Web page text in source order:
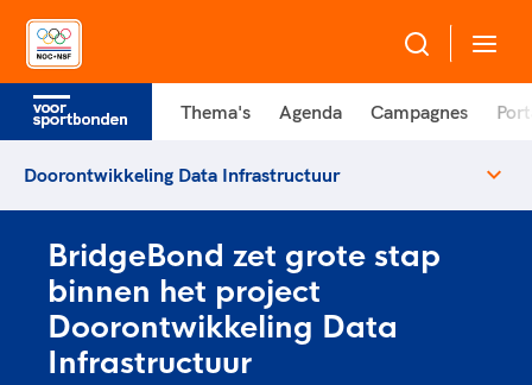
Over NOC*NSF
Leden
Algemene Vergadering
Raad van Toezicht en Bestuur
Merkbescherming NOC*NSF
Sportdeelname
Bonden en professionals in de sport
Beleidsmedewerkers
Clubbestuurders
Topsport
Thema's Agenda Campagnes
Doorontwikkeling Data Infrastructuur
BridgeBond zet grote stap
binnen het project
Doorontwikkeling Data
Infrastructuur